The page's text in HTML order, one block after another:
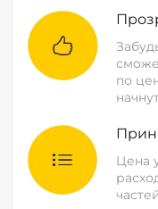
по
Цена